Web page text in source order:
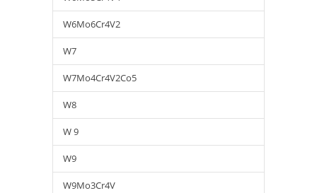
W6Mo6Cr4V2
W7
W7Mo4Cr4V2Co5
W8
W 9
W9
W9Mo3Cr4V